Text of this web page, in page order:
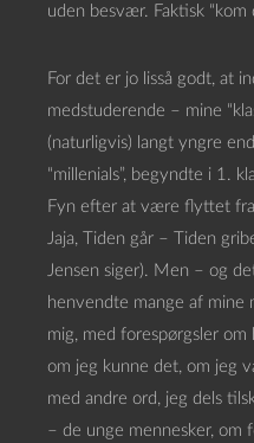
uden besvær. Faktisk “kom
For det er jo lisså godt, at
medstuderende – mine
(naturligvis) langt yngre
“millenials”, begyndte i 1.
Fyn efter at være flyttet fra
Jaja, Tiden går – Tiden
Jensen siger). Men – og
henvendte mange af mine
mig, med forespørgsler
om jeg kunne det, om jeg
med andre ord, jeg dels
– de unge mennesker, om